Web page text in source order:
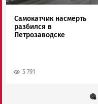
Самокатчик насмерть
разбился в
Петрозаводске
5 791